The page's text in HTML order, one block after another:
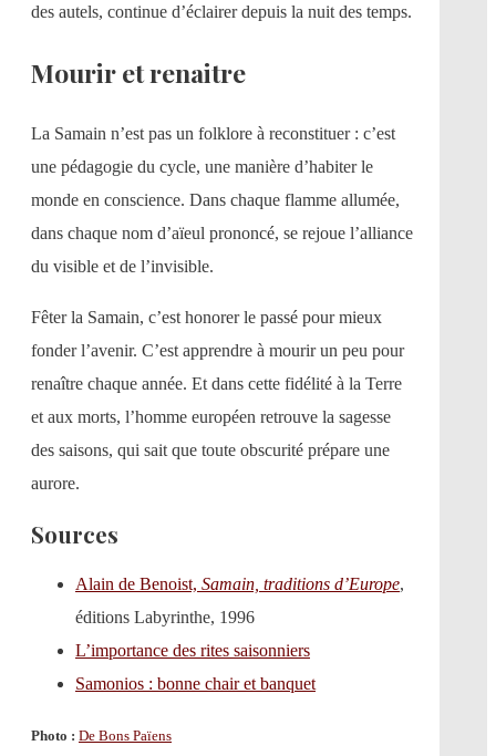
des autels, continue d’éclairer depuis la nuit des temps.
Mourir et renaitre
La Samain n’est pas un folklore à reconstituer : c’est
une pédagogie du cycle, une manière d’habiter le
monde en conscience. Dans chaque flamme allumée,
dans chaque nom d’aïeul prononcé, se rejoue l’alliance
du visible et de l’invisible.
Fêter la Samain, c’est honorer le passé pour mieux
fonder l’avenir. C’est apprendre à mourir un peu pour
renaître chaque année. Et dans cette fidélité à la Terre
et aux morts, l’homme européen retrouve la sagesse
des saisons, qui sait que toute obscurité prépare une
aurore.
Sources
Alain de Benoist, Samain, traditions d’Europe,
éditions Labyrinthe, 1996
L’importance des rites saisonniers
Samonios : bonne chair et banquet
Photo : De Bons Païens